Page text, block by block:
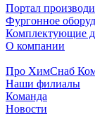
Портал
Фургонное
Комплектующие
О компании
Про ХимСнаб
Наши филиалы
Команда
Новости